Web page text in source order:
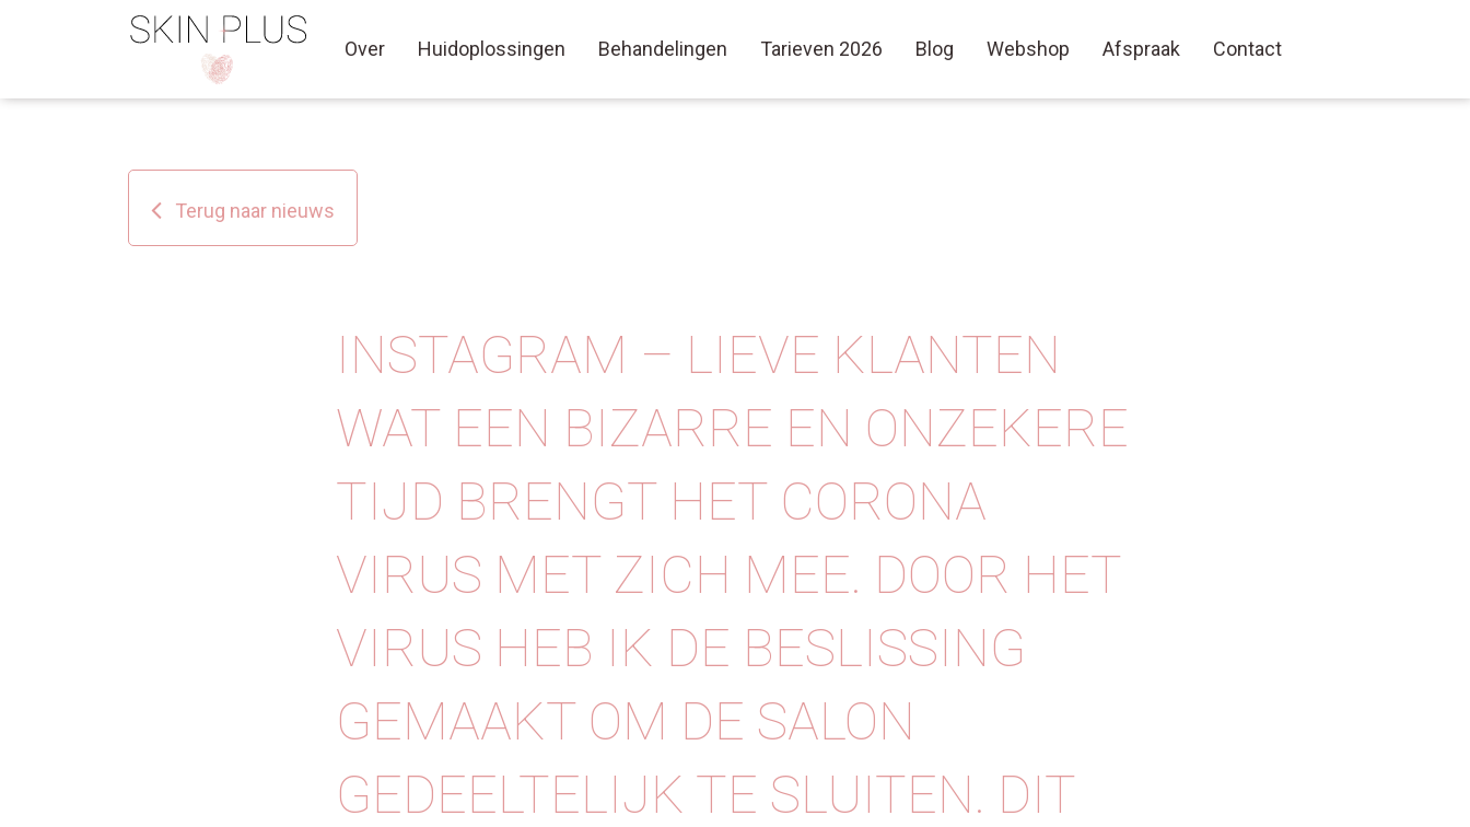
Over Huidoplossingen Behandelingen Tarieven 2026 Blog Webshop Afspraak Contact
Terug naar nieuws
INSTAGRAM – LIEVE KLANTEN
⁠⁠WAT EEN BIZARRE EN ONZEKERE
TIJD BRENGT HET CORONA
VIRUS MET ZICH MEE. DOOR HET
VIRUS HEB IK DE BESLISSING
GEMAAKT OM DE SALON
GEDEELTELIJK TE SLUITEN. DIT